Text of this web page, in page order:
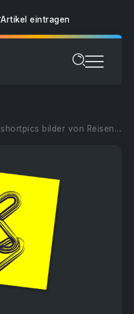
Artikel eintragen
shortpics bilder von Reisen bsp Mallorca